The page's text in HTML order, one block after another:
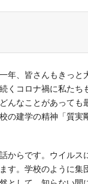
年、皆さんもきっと
くコロナ禍に私たち
んなことがあって
の建学の精神「質
からです。ウイル
す。学校のように集